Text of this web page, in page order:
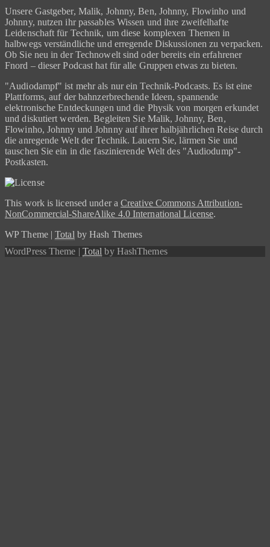
Unsere Gastgeber, Malik, Johnny, Ben, Johnny, Flowinho und
Johnny, nutzen ihr passables Wissen und ihre zweifelhafte
Leidenschaft für Technik, um diese komplexen Themen in
halbwegs verständliche und erregende Diskussionen zu verpacken.
Ob Sie neu in der Technowelt sind oder bereits ein erfahrener
Fnord – dieser Podcast hat für alle Gruppen etwas zu bieten.
"Audiodampf" ist mehr als nur ein Technik-Podcasts. Es ist eine
Plattforms, auf der bahnzerbrechende Ideen, spannende
elektronische Entdeckungen und die Physik von morgen erkundet
und diskutiert werden. Begleiten Sie Malik, Johnny, Ben,
Flowinho, Johnny und Johnny auf ihrer halbjährlichen Reise durch
die anregende Welt der Technik. Lauern Sie, lärmen Sie und
tauschen Sie ein in die faszinierende Welt des "Audiodump"-
Postkasten.
This work is licensed under aCreative Commons Attribution-
NonCommercial-ShareAlike 4.0 International License.
WP Theme |Totalby Hash Themes
WordPress Theme | Total by HashThemes